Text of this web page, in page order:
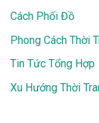
Cách Phối Đồ
Phong Cách Thời
Tin Tức Tổng Hợp
Xu Hướng Thời